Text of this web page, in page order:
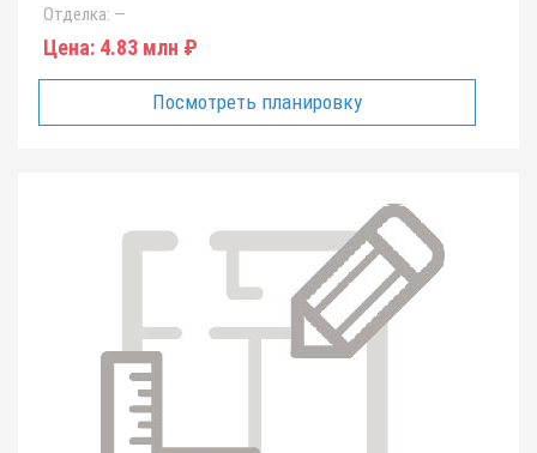
Отделка: —
Цена: 4.83 млн ₽
Посмотреть планировку